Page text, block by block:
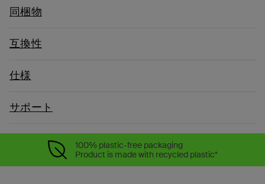
同梱物
互換性
仕様
サポート
100% plastic-free packaging
Product is made with recycled plastic*